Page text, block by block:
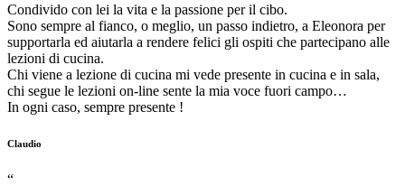
Condivido con lei la vita e la passione per il cibo.
Sono sempre al fianco, o meglio, un passo indietro, a Eleonora per
supportarla ed aiutarla a rendere felici gli ospiti che partecipano alle
lezioni di cucina.
Chi viene a lezione di cucina mi vede presente in cucina e in sala,
chi segue le lezioni on-line sente la mia voce fuori campo…
In ogni caso, sempre presente !
Claudio
“